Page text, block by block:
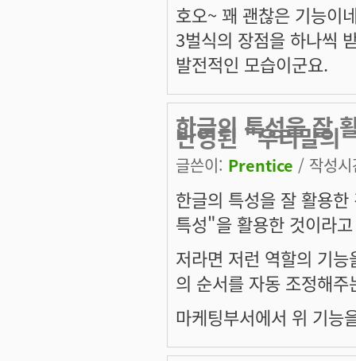
호오~ 꽤 괜찮은 기능이
3벌식의 장점을 하나씩
발전적인 모습이군요.
한글의 특성을 잘
반영된 "우리말의
글쓴이: Prentice / 작성
한글의 특성을 잘 활용
특성"을 활용한 것이라
저라면 저런 역할의 기
의 순서를 자동 조정해
마케팅부서에서 위 기능